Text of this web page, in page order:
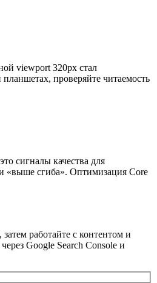
viewport 320px стал
проверяйте читаемость
сигналы качества для
«выше сгиба». Оптимизация Core
работайте с контентом и
Google Search Console и